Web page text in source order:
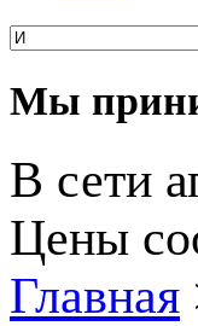
Мы
В сети
Цены
Главная